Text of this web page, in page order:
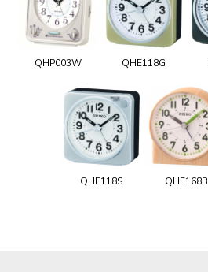
QHP003W QHE118G
QHE118S QHE168B